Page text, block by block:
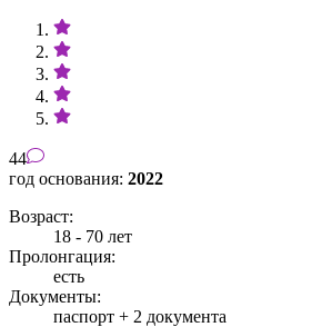
44
год основания: 2022
Возраст:
18 - 70 лет
Пролонгация:
есть
Документы:
паспорт + 2 документа